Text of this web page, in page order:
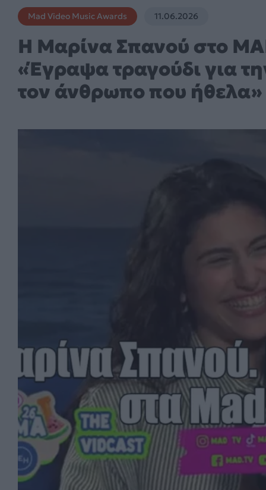
Mad Video Music Awards 11.06.2026
H Μαρίνα Σπανού στο
«Έγραψα τραγούδι για
τον άνθρωπο που ήθελα»